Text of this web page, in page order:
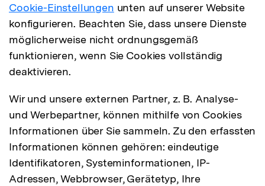
Cookie-Einstellungen unten auf unserer Website
konfigurieren. Beachten Sie, dass unsere Dienste
möglicherweise nicht ordnungsgemäß
funktionieren, wenn Sie Cookies vollständig
deaktivieren.
Wir und unsere externen Partner, z. B. Analyse-
und Werbepartner, können mithilfe von Cookies
Informationen über Sie sammeln. Zu den erfassten
Informationen können gehören: eindeutige
Identifikatoren, Systeminformationen, IP-
Adressen, Webbrowser, Gerätetyp, Ihre